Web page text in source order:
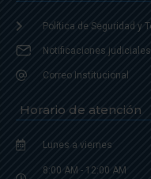
Política de Seguridad y
Notificaciones
Correo Institucional
Horario de atención
Lunes a viernes
8:00 AM - 12:00 AM